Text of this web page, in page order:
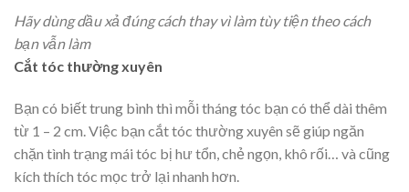
Hãy dùng dầu xả đúng cách thay vì làm tùy tiện theo cách
bạn vẫn làm
Cắt tóc thường xuyên
Bạn có biết trung bình thì mỗi tháng tóc bạn có thể dài thêm
từ 1 – 2 cm. Việc bạn cắt tóc thường xuyên sẽ giúp ngăn
chặn tình trạng mái tóc bị hư tổn, chẻ ngọn, khô rối… và cũng
kích thích tóc mọc trở lại nhanh hơn.